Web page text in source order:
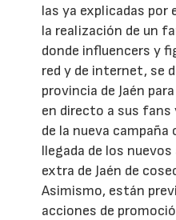
las ya explicadas por
la realización de un
donde influencers y
red y de internet, se
provincia de Jaén
en directo a sus fans
de la nueva
llegada de los
extra de Jaén de
Asimismo, están
acciones de